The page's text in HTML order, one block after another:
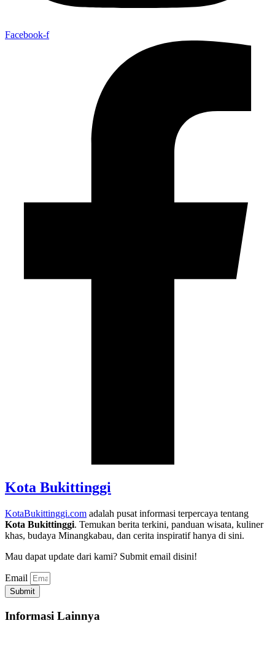
Facebook-f
Kota Bukittinggi
KotaBukittinggi.com adalah pusat informasi terpercaya tentang
Kota Bukittinggi. Temukan berita terkini, panduan wisata, kuliner
khas, budaya Minangkabau, dan cerita inspiratif hanya di sini.
Mau dapat update dari kami? Submit email disini!
Email
Submit
Informasi Lainnya